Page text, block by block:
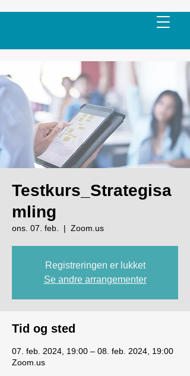
Testkurs_Strategisa
mling
ons. 07. feb.
  |
Zoom.us
Registreringen er lukket
Se andre arrangementer
Tid og sted
07. feb. 2024, 19:00 – 08. feb. 2024, 19:00
Zoom.us